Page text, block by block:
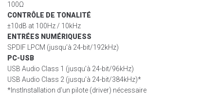
100Ω
CONTRÔLE DE TONALITÉ
±10dB at 100Hz / 10kHz
ENTRÉES NUMÉRIQUESS
SPDIF LPCM (jusqu’à 24-bit/192kHz)
PC-USB
USB Audio Class 1 (jusqu’à 24-bit/96kHz)
USB Audio Class 2 (jusqu’à 24-bit/384kHz)*
*InstInstallation d’un pilote (driver) nécessaire